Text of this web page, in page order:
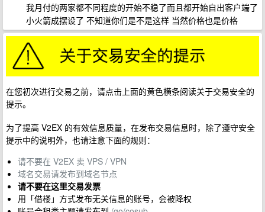
我月付的两家都不同程度的开始不稳了而且都开始自出客户端了
小火箭成摆设了 不知道你们是不是这样 当然价格也是价格
在您初次进行交易之前，请点击上面的黄色横条阅读关于交易安全的
提示。
为了提高 V2EX 的有效信息质量，在发布交易信息时，除了遵守安全
提示中的说明外，也请注意下面的规则：
请不要在 V2EX 卖 VPS / VPN
域名交易请发布到域名节点
请不要在这里交易发票
用「借楼」方式发布无关信息的账号，会被降权